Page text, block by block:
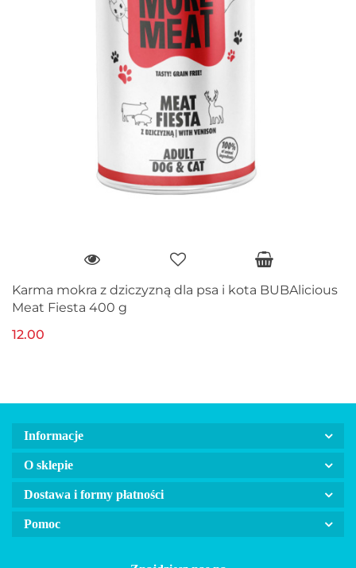
Karma mokra z dziczyzną dla psa i kota BUBAlicious
Meat Fiesta 400 g
12.00
Informacje
O sklepie
Dostawa i formy płatności
Pomoc